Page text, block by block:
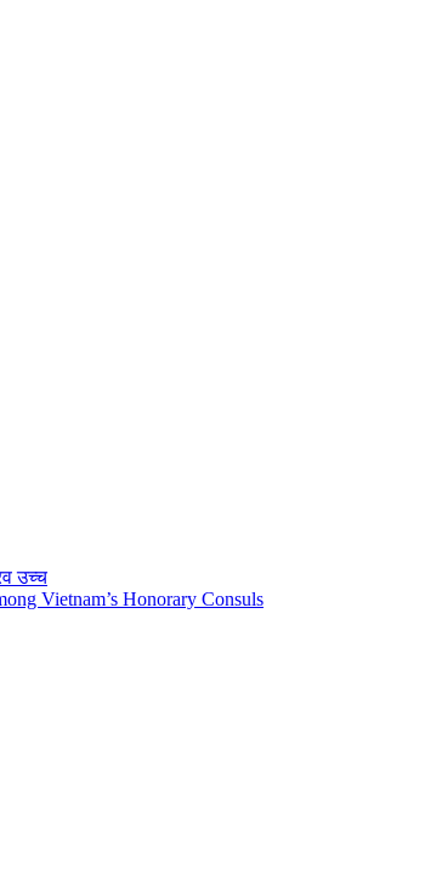
उच्च
Vietnam’s Honorary Consuls